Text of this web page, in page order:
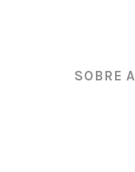
SOBRE